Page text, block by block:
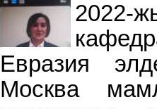
Евразия
Москва